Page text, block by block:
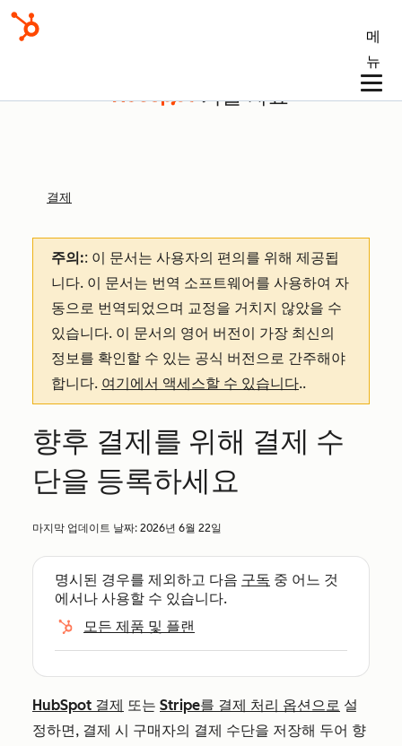
메
뉴
기술 자료
결제
주의:: 이 문서는 사용자의 편의를 위해 제공됩
니다. 이 문서는 번역 소프트웨어를 사용하여 자
동으로 번역되었으며 교정을 거치지 않았을 수
있습니다. 이 문서의 영어 버전이 가장 최신의
정보를 확인할 수 있는 공식 버전으로 간주해야
합니다. 여기에서 액세스할 수 있습니다..
향후 결제를 위해 결제 수
단을 등록하세요
마지막 업데이트 날짜: 2026년 6월 22일
명시된 경우를 제외하고 다음 구독 중 어느 것
에서나 사용할 수 있습니다.
모든 제품 및 플랜
HubSpot 결제 또는 Stripe를 결제 처리 옵션으로 설
정하면, 결제 시 구매자의 결제 수단을 저장해 두어 향